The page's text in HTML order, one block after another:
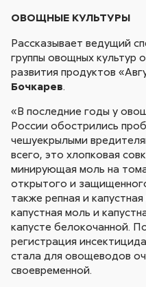
ОВОЩНЫЕ КУЛЬТУРЫ
Рассказывает ведущий
группы овощных культур
развития продуктов
Бочкарев.
«В последние годы у
России обострились
чешуекрылыми
всего, это хлопковая
минирующая моль на
открытого и
также репная и
капустная моль и
капусте белокочанной.
регистрация
стала для овощеводов
своевременной.